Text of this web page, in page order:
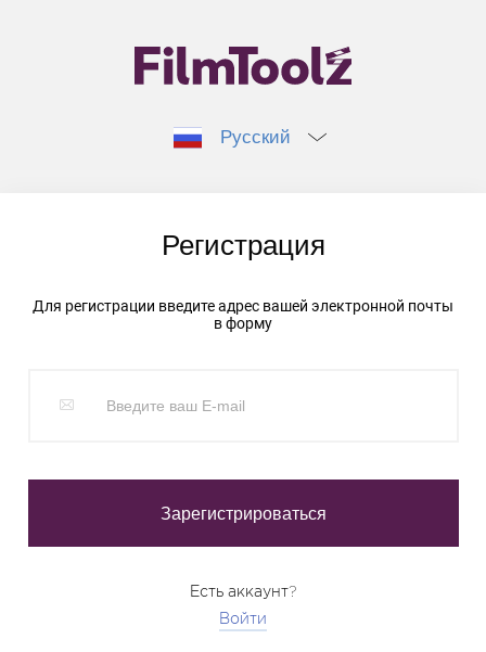
Русский
Регистрация
Для регистрации введите адрес вашей электронной почты
в форму
Есть аккаунт?
Войти